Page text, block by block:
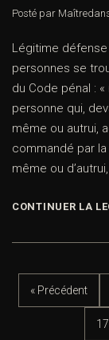
Posté par Maître
Légitime
personnes se
du Code pénal :
personne qui,
même ou autrui,
commandé par
même ou d’autrui,
CONTINUER LA
« Précédent